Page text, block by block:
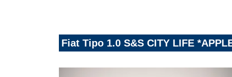
Fiat Tipo 1.0 S&S CITY LIFE